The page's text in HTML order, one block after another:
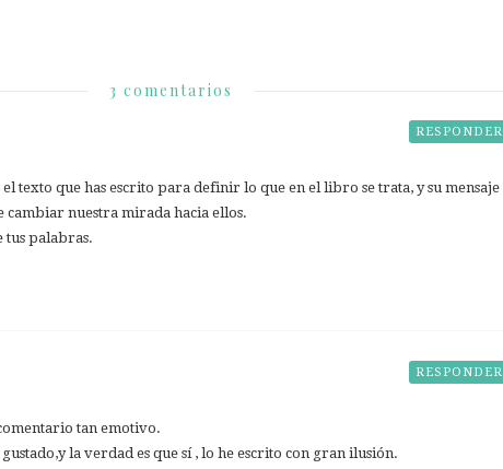
3 comentarios
RESPONDER
texto que has escrito para definir lo que en el libro se trata, y su mensaje
nuestra mirada hacia ellos.
tus palabras.
RESPONDER
tan emotivo.
la verdad es que sí , lo he escrito con gran ilusión.